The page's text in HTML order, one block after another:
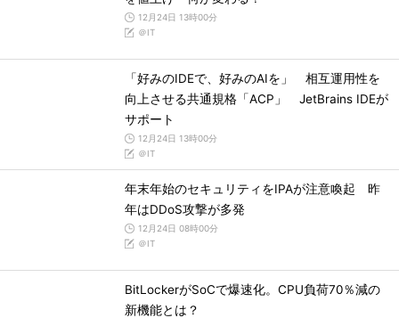
12月24日 13時00分
＠IT
「好みのIDEで、好みのAIを」 相互運用性を
向上させる共通規格「ACP」 JetBrains IDEが
サポート
12月24日 13時00分
＠IT
年末年始のセキュリティをIPAが注意喚起 昨
年はDDoS攻撃が多発
12月24日 08時00分
＠IT
BitLockerがSoCで爆速化。CPU負荷70％減の
新機能とは？